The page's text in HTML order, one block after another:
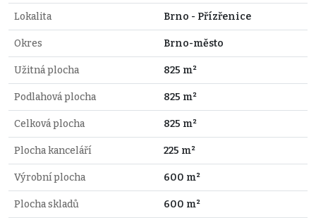
Lokalita Brno - Přízřenice
Okres Brno-město
Užitná plocha 825 m²
Podlahová plocha 825 m²
Celková plocha 825 m²
Plocha kanceláří 225 m²
Výrobní plocha 600 m²
Plocha skladů 600 m²